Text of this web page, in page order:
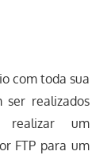
com toda sua
ser realizados
um
FTP para um